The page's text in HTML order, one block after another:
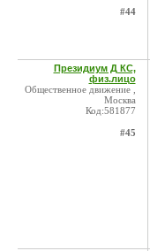
#44
Президиум Д КС,
физ.лицо
Общественное движение ,
Москва
Код:581877
#45